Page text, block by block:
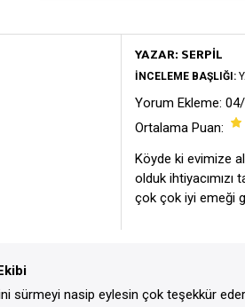
YAZAR: SERPIL
İNCELEME BAŞLIĞI:
Yorum Ekleme:
Ortalama Puan:
Köyde ki evimize
olduk ihtiyacımızı
çok çok iyi emeği
sürmeyi nasip eylesin çok teşekkür